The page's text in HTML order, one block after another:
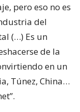
pero eso no es
del
(…) Es un
de la
en un
Túnez, China…